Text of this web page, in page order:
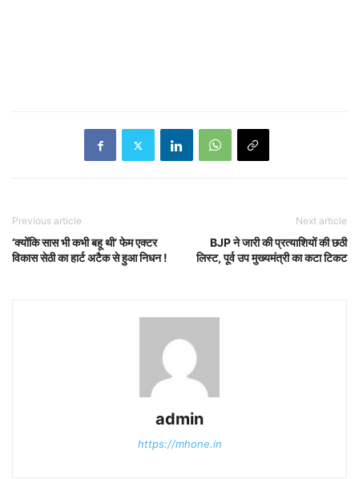
Previous article
‘क्योंकि सास भी कभी बहू थी’ फेम एक्टर
विकास सेठी का हार्ट अटैक से हुआ निधन !
Next article
BJP ने जारी की प्रत्याशियों की छठी
लिस्ट, पूर्व उप मुख्यमंत्री का कटा टिकट
admin
https://mhone.in